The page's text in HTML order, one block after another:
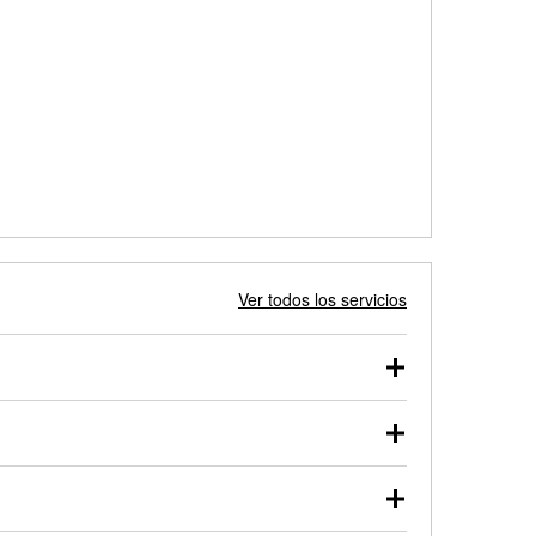
Ver todos los servicios
probarse dentro o fuera del vehículo y cargarse en
de nuestros profesionales te ayudará a encontrar
en el estacionamiento, o desmonta el